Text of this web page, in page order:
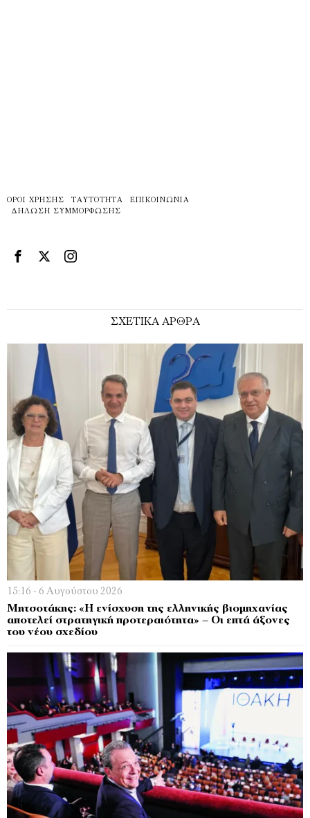
ΌΡΟΙ ΧΡΉΣΗΣ ΤΑΥΤΌΤΗΤΑ
ΕΠΙΚΟΙΝΩΝΊΑ
ΔΉΛΩΣΗ ΣΥΜΜΌΡΦΩΣΗΣ
ΣΧΕΤΙΚΑ ΑΡΘΡΑ
15:16 - 6 Αυγούστου 2026
Μητσοτάκης: «Η ενίσχυση της ελληνικής βιομηχανίας
αποτελεί στρατηγική προτεραιότητα» – Οι επτά άξονες
του νέου σχεδίου